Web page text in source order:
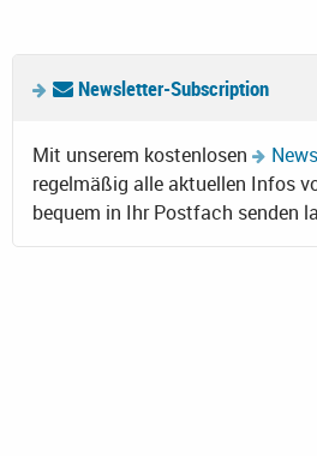
Newsletter-Subscription
Mit unserem kostenlosen
regelmäßig alle aktuellen Infos
bequem in Ihr Postfach senden